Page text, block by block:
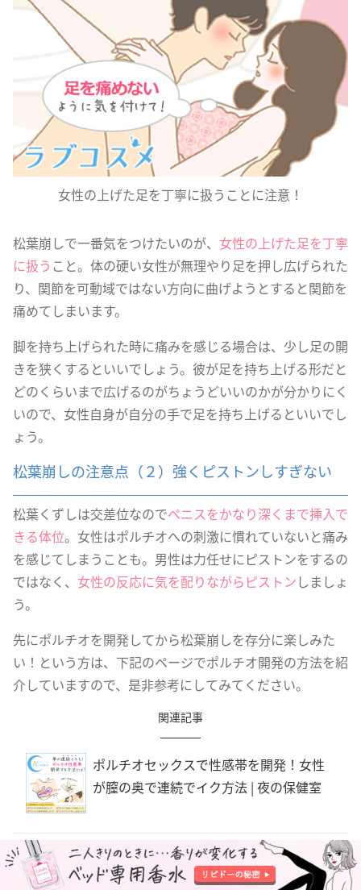
女性の上げた足を丁寧に扱うことに注意！
松葉崩しで一番気をつけたいのが、 女性の上げた足を丁寧
に扱う こと。体の硬い女性が無理やり足を押し広げられた
り、関節を可動域ではない方向に曲げようとすると関節を
痛めてしまいます。
脚を持ち上げられた時に痛みを感じる場合は、少し足の開
きを狭くするといいでしょう。彼が足を持ち上げる形だと
どのくらいまで広げるのがちょうどいいのかが分かりにく
いので、女性自身が自分の手で足を持ち上げるといいでし
ょう。
松葉崩しの注意点（２）強くピストンしすぎない
松葉くずしは交差位なのでペニスをかなり深くまで挿入で
きる体位。女性はポルチオへの刺激に慣れていないと痛み
を感じてしまうことも。男性は力任せにピストンをするの
ではなく、 女性の反応に気を配りながらピストンしましょ
う。
先にポルチオを開発してから松葉崩しを存分に楽しみた
い！という方は、下記のページでポルチオ開発の方法を紹
介していますので、是非参考にしてみてください。
関連記事
ポルチオセックスで性感帯を開発！女性
が膣の奥で連続でイク方法 | 夜の保健室
松葉崩しの注意点（３）潤滑アイテムを取り入れる